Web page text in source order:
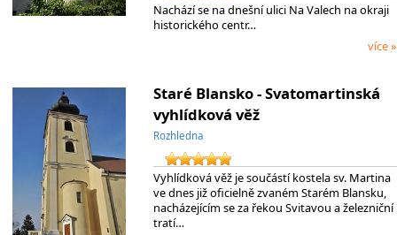
Nachází se na dnešní ulici Na Valech na okraji
historického centr…
více »
Staré Blansko - Svatomartinská
vyhlídková věž
Rozhledna
Vyhlídková věž je součástí kostela sv. Martina
ve dnes již oficielně zvaném Starém Blansku,
nacházejícím se za řekou Svitavou a železniční
tratí…